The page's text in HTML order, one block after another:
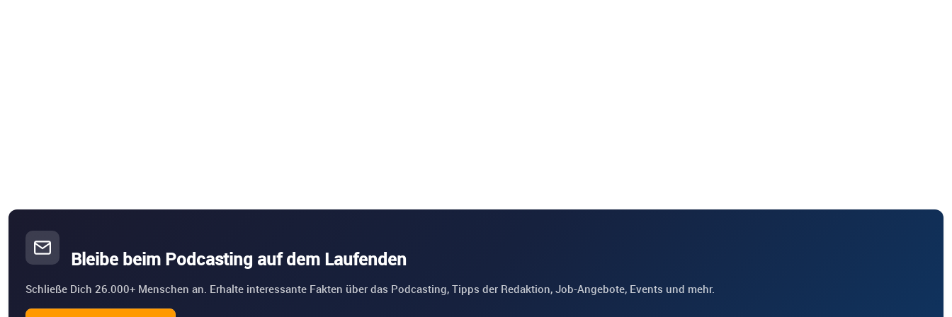
Bleibe beim Podcasting auf dem Laufenden
Schließe Dich 26.000+ Menschen an. Erhalte interessante Fakten über das Podcasting, Tipps der Redaktion, Job-Angebote, Events und mehr.